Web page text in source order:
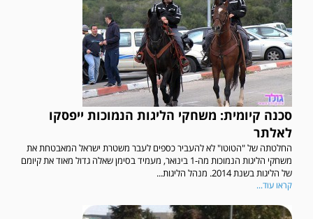
סכנה קיומית: משחקי הליגות הנמוכות ייפסקו
לאלתר
החלטתה של "הטוטו" לא להעביר כספים לעבר משטרת ישראל המאבטחת את
משחקי הליגות הנמוכות מה-1 בינואר, מעמיד בסימן שאלה גדול מאוד את קיומם
של הליגות בשנת 2014. מנהל הליגות...
קראו עוד...